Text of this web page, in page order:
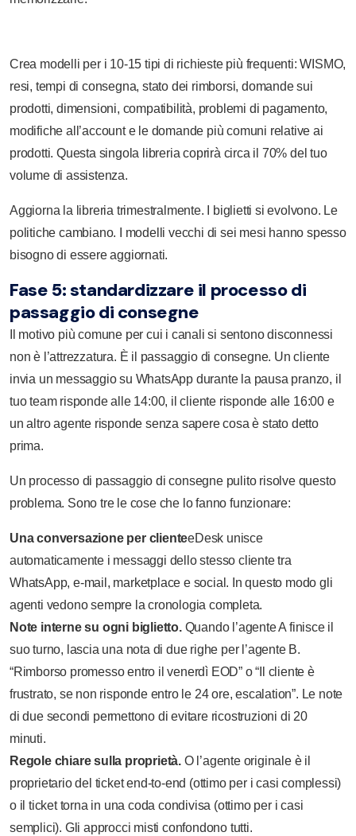
Crea modelli per i 10-15 tipi di richieste più frequenti: WISMO,
resi, tempi di consegna, stato dei rimborsi, domande sui
prodotti, dimensioni, compatibilità, problemi di pagamento,
modifiche all’account e le domande più comuni relative ai
prodotti. Questa singola libreria coprirà circa il 70% del tuo
volume di assistenza.
Aggiorna la libreria trimestralmente. I biglietti si evolvono. Le
politiche cambiano. I modelli vecchi di sei mesi hanno spesso
bisogno di essere aggiornati.
Fase 5: standardizzare il processo di
passaggio di consegne
Il motivo più comune per cui i canali si sentono disconnessi
non è l’attrezzatura. È il passaggio di consegne. Un cliente
invia un messaggio su WhatsApp durante la pausa pranzo, il
tuo team risponde alle 14:00, il cliente risponde alle 16:00 e
un altro agente risponde senza sapere cosa è stato detto
prima.
Un processo di passaggio di consegne pulito risolve questo
problema. Sono tre le cose che lo fanno funzionare:
Una conversazione per clienteeDesk unisce
automaticamente i messaggi dello stesso cliente tra
WhatsApp, e-mail, marketplace e social. In questo modo gli
agenti vedono sempre la cronologia completa.
Note interne su ogni biglietto.Quando l’agente A finisce il
suo turno, lascia una nota di due righe per l’agente B.
“Rimborso promesso entro il venerdì EOD” o “Il cliente è
frustrato, se non risponde entro le 24 ore, escalation”. Le note
di due secondi permettono di evitare ricostruzioni di 20
minuti.
Regole chiare sulla proprietà. O l’agente originale è il
proprietario del ticket end-to-end (ottimo per i casi complessi)
o il ticket torna in una coda condivisa (ottimo per i casi
semplici). Gli approcci misti confondono tutti.